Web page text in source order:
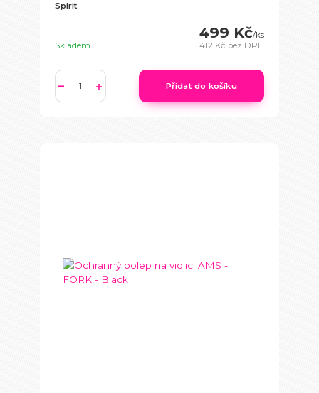
Spirit
499 Kč/ks
412 Kč bez DPH
Skladem
Přidat do košíku